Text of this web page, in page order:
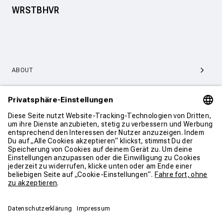
WRSTBHVR
ABOUT
SERVICE & SUPPORT
KONTAKT